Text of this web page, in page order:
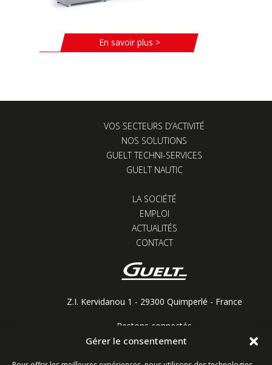
Gérer le consentement
En savoir plus >
VOS SECTEURS D’ACTIVITÉ
NOS SOLUTIONS
GUELT TECHNI-SERVICES
GUELT NAUTIC
LA SOCIÉTÉ
EMPLOI
ACTUALITÉS
CONTACT
Z.I. Kervidanou 1 - 29300 Quimperlé - France
Restons connectés